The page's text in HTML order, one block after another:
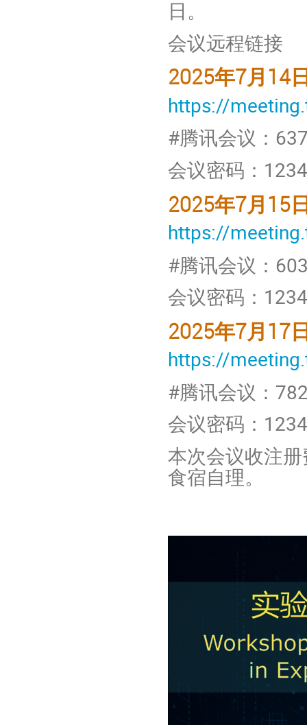
日。
会议远程链接
2025年7月14
https://
#腾讯会议：
会议密码：
2025年7月15
https://
#腾讯会议：
会议密码：
2025年7月17
https://
#腾讯会议：
会议密码：
本次会议收注
食宿自理。